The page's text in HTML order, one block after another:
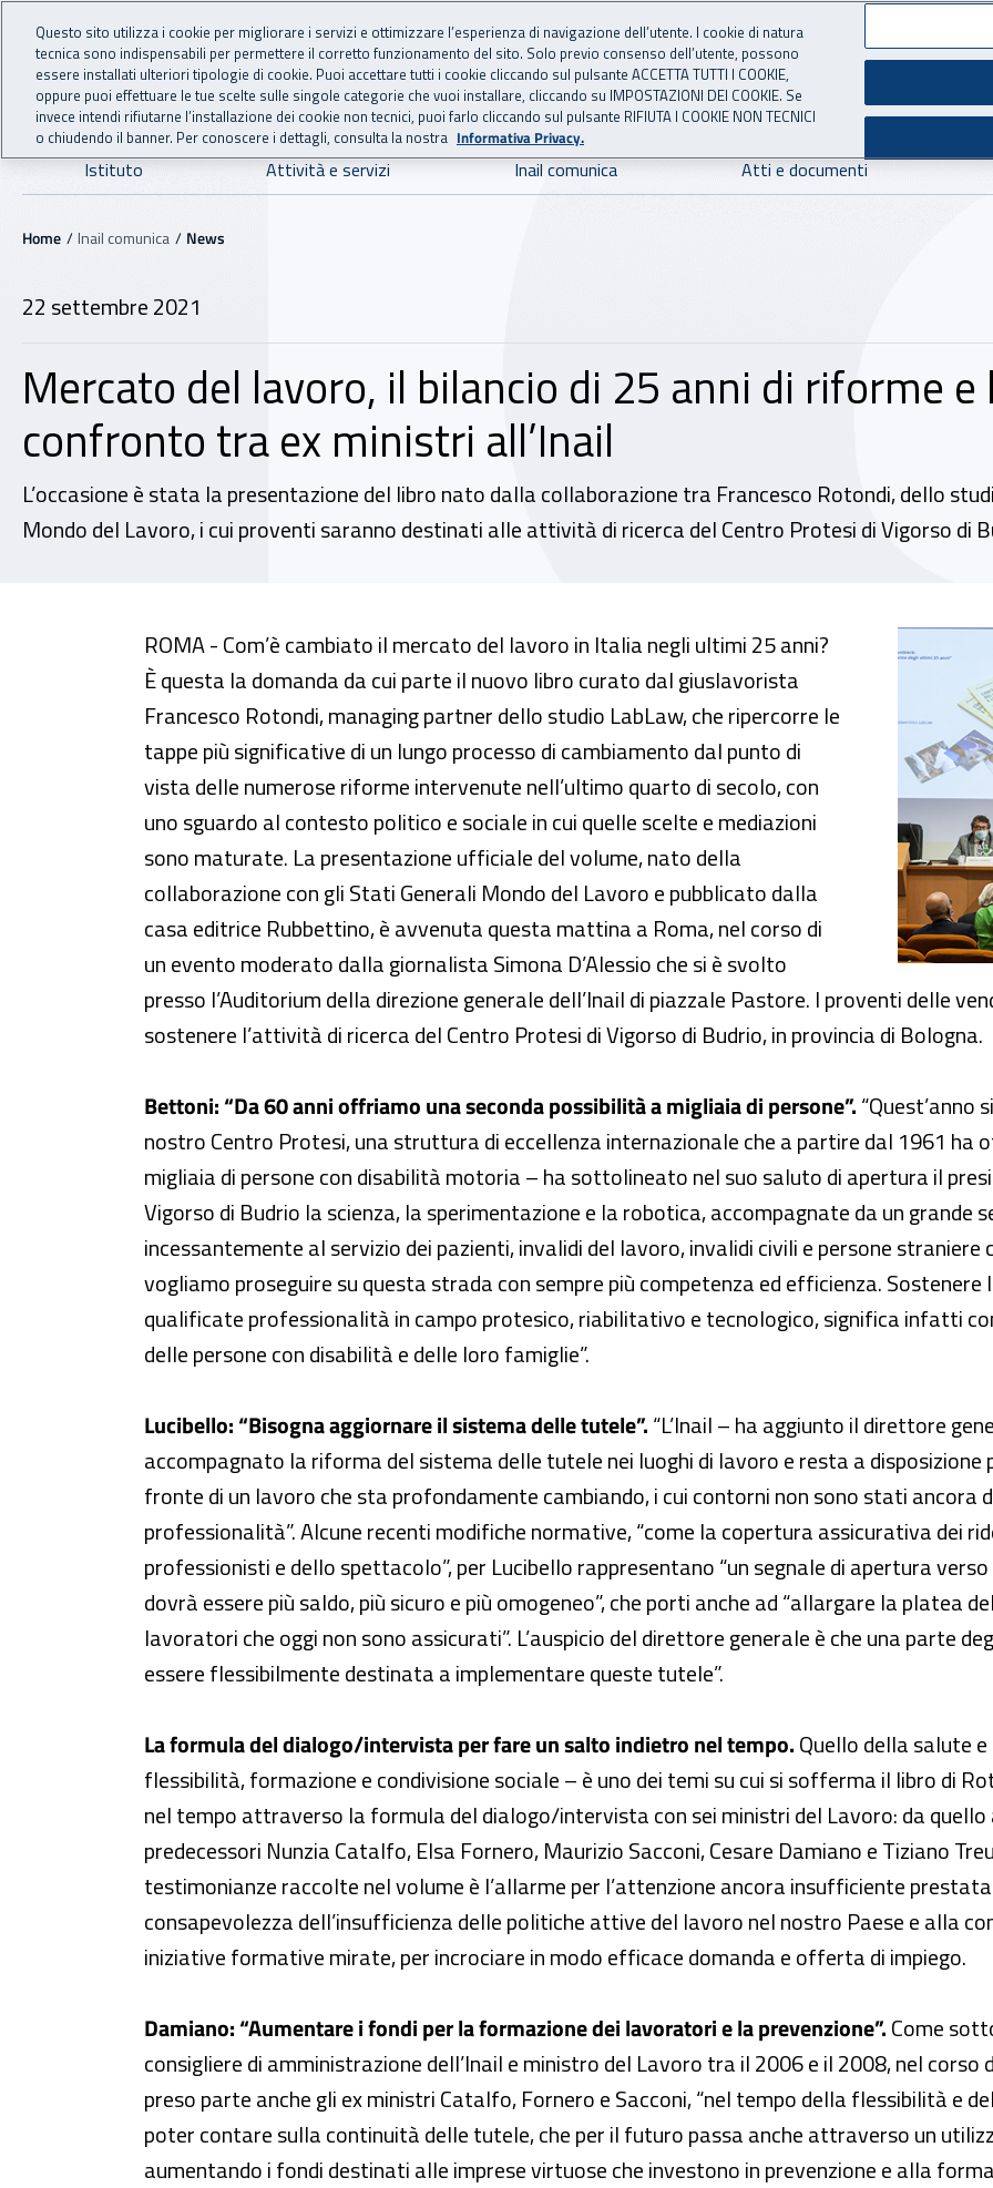
Vai al menu principale
Vai al contenuto principale
INAIL - Istituto Nazionale per l'Assicurazione
Navigazione principale
Istituto Attività e servizi Inail comunica Atti e documenti
Navigazione - Ti trovi in:
Home Inail comunica News
22 settembre 2021
Mercato del lavoro, il bilancio di 25 anni di riforme
confronto tra ex ministri all’Inail
L’occasione è stata la presentazione del libro nato dalla collaborazione tra Francesco Rotondi, dello
Mondo del Lavoro, i cui proventi saranno destinati alle attività di ricerca del Centro Protesi di Vigorso di
Mercato del lavoro, il bilancio di 25 anni di riforme e le sfide del futuro in
ROMA - Com’è cambiato il mercato del lavoro in Italia negli ultimi 25 anni?
È questa la domanda da cui parte il nuovo libro curato dal giuslavorista
Francesco Rotondi, managing partner dello studio LabLaw, che ripercorre le
tappe più significative di un lungo processo di cambiamento dal punto di
vista delle numerose riforme intervenute nell’ultimo quarto di secolo, con
uno sguardo al contesto politico e sociale in cui quelle scelte e mediazioni
sono maturate. La presentazione ufficiale del volume, nato della
collaborazione con gli Stati Generali Mondo del Lavoro e pubblicato dalla
casa editrice Rubbettino, è avvenuta questa mattina a Roma, nel corso di
un evento moderato dalla giornalista Simona D’Alessio che si è svolto
presso l’Auditorium della direzione generale dell’Inail di piazzale Pastore. I proventi delle
sostenere l’attività di ricerca del Centro Protesi di Vigorso di Budrio, in provincia di Bologna.
Bettoni: “Da 60 anni offriamo una seconda possibilità a migliaia di persone”.“Quest’anno
nostro Centro Protesi, una struttura di eccellenza internazionale che a partire dal 1961 ha
migliaia di persone con disabilità motoria – ha sottolineato nel suo saluto di apertura il
Vigorso di Budrio la scienza, la sperimentazione e la robotica, accompagnate da un grande
incessantemente al servizio dei pazienti, invalidi del lavoro, invalidi civili e persone straniere
vogliamo proseguire su questa strada con sempre più competenza ed efficienza. Sostenere
qualificate professionalità in campo protesico, riabilitativo e tecnologico, significa infatti
delle persone con disabilità e delle loro famiglie”.
Lucibello: “Bisogna aggiornare il sistema delle tutele”.“L’Inail – ha aggiunto il direttore
accompagnato la riforma del sistema delle tutele nei luoghi di lavoro e resta a disposizione
fronte di un lavoro che sta profondamente cambiando, i cui contorni non sono stati ancora
professionalità”. Alcune recenti modifiche normative, “come la copertura assicurativa dei
professionisti e dello spettacolo”, per Lucibello rappresentano “un segnale di apertura
dovrà essere più saldo, più sicuro e più omogeneo”, che porti anche ad “allargare la platea
lavoratori che oggi non sono assicurati”. L’auspicio del direttore generale è che una parte
essere flessibilmente destinata a implementare queste tutele”.
La formula del dialogo/intervista per fare un salto indietro nel tempo.Quello della salute
flessibilità, formazione e condivisione sociale – è uno dei temi su cui si sofferma il libro di
nel tempo attraverso la formula del dialogo/intervista con sei ministri del Lavoro: da quello
predecessori Nunzia Catalfo, Elsa Fornero, Maurizio Sacconi, Cesare Damiano e Tiziano
testimonianze raccolte nel volume è l’allarme per l’attenzione ancora insufficiente
consapevolezza dell’insufficienza delle politiche attive del lavoro nel nostro Paese e alla
iniziative formative mirate, per incrociare in modo efficace domanda e offerta di impiego.
Damiano: “Aumentare i fondi per la formazione dei lavoratori e la prevenzione”.Come
consigliere di amministrazione dell’Inail e ministro del Lavoro tra il 2006 e il 2008, nel
preso parte anche gli ex ministri Catalfo, Fornero e Sacconi, “nel tempo della flessibilità e
poter contare sulla continuità delle tutele, che per il futuro passa anche attraverso un
aumentando i fondi destinati alle imprese virtuose che investono in prevenzione e alla
Questo sito utilizza i cookie per migliorare i servizi e ottimizzare l’esperienza di navigazione dell’utente. I cookie di natura
tecnica sono indispensabili per permettere il corretto funzionamento del sito. Solo previo consenso dell’utente, possono
essere installati ulteriori tipologie di cookie. Puoi accettare tutti i cookie cliccando sul pulsante ACCETTA TUTTI I COOKIE,
oppure puoi effettuare le tue scelte sulle singole categorie che vuoi installare, cliccando su IMPOSTAZIONI DEI COOKIE. Se
invece intendi rifiutarne l’installazione dei cookie non tecnici, puoi farlo cliccando sul pulsante RIFIUTA I COOKIE NON TECNICI
o chiudendo il banner. Per conoscere i dettagli, consulta la nostra Informativa Privacy.